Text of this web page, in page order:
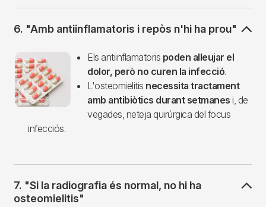
6. "Amb antiinflamatoris i repòs n'hi ha prou"
Imagen Els antiinflamatoris poden alleujar el
dolor, però no curen la infecció.
L'osteomielitis necessita tractament
amb antibiòtics durant setmanes i, de
vegades, neteja quirúrgica del focus
infecciós.
7. "Si la radiografia és normal, no hi ha
osteomielitis"